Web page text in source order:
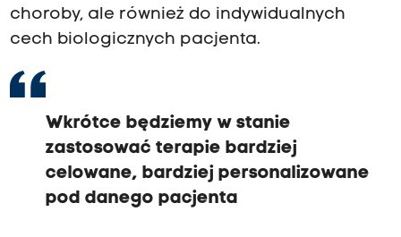
choroby, ale również do indywidualnych
cech biologicznych pacjenta.
Wkrótce będziemy w stanie
zastosować terapie bardziej
celowane, bardziej personalizowane
pod danego pacjenta